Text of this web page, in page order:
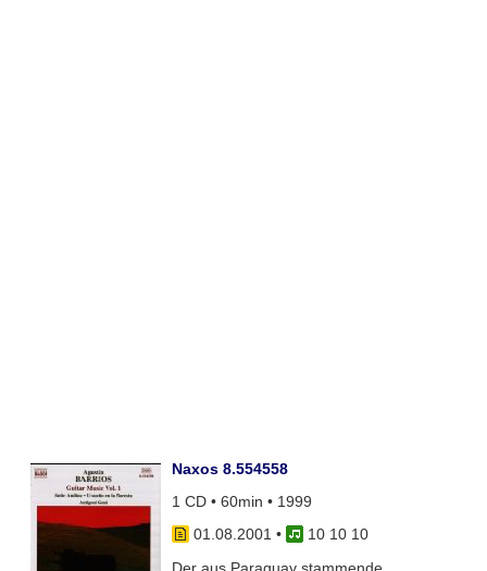
Naxos 8.554558
1 CD • 60min • 1999
01.08.2001 •
10 10 10